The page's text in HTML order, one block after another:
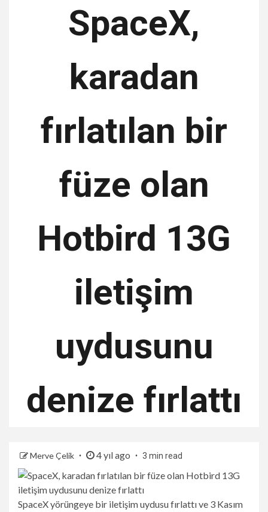
SpaceX,
karadan
fırlatılan bir
füze olan
Hotbird 13G
iletişim
uydusunu
denize fırlattı
Merve Çelik 4 yıl ago 3 min read
SpaceX yörüngeye bir iletişim uydusu fırlattı ve 3 Kasım